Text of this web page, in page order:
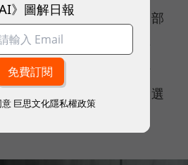
受到合規與法規限制，部
也不希望資料被雲端存
問題並不是雲端好不好
把核心資料全面上雲的選
》圖解日報
意 巨思文化隱私權政策